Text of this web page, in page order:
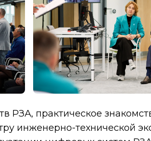
РЗА, практическое
инженерно-технической